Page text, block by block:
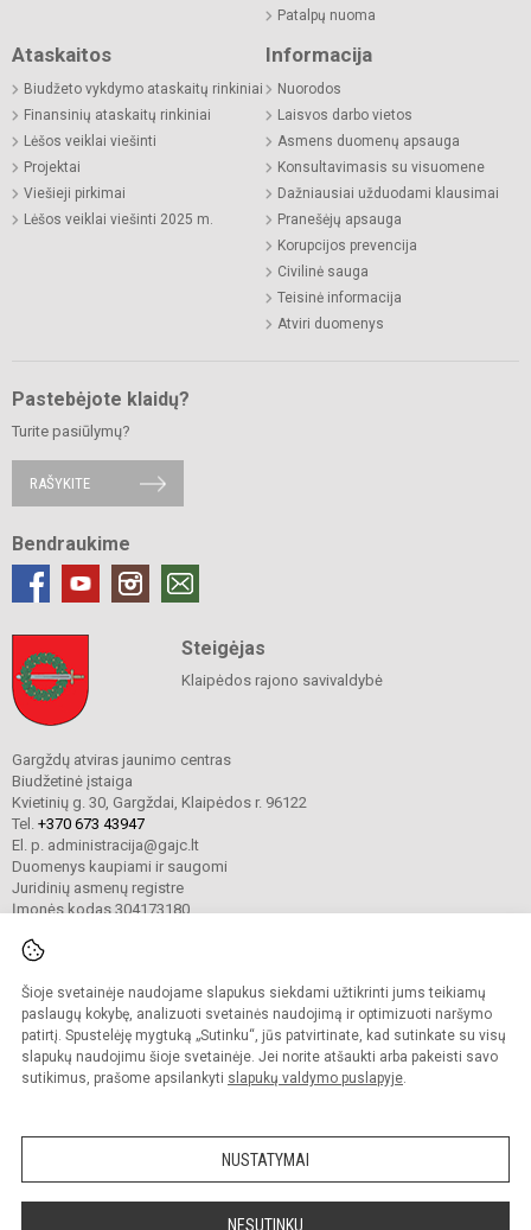
Šioje svetainėje naudojame slapukus siekdami užtikrinti jums teikiamų
paslaugų kokybę, analizuoti svetainės naudojimą ir optimizuoti naršymo
patirtį. Spustelėję mygtuką „Sutinku“, jūs patvirtinate, kad sutinkate su visų
slapukų naudojimu šioje svetainėje. Jei norite atšaukti arba pakeisti savo
sutikimus, prašome apsilankyti slapukų valdymo puslapyje.
NUSTATYMAI
NESUTINKU
Patalpų nuoma
Ataskaitos
Biudžeto vykdymo ataskaitų rinkiniai
Finansinių ataskaitų rinkiniai
Lėšos veiklai viešinti
Projektai
Viešieji pirkimai
Lėšos veiklai viešinti 2025 m.
Informacija
Nuorodos
Laisvos darbo vietos
Asmens duomenų apsauga
Konsultavimasis su visuomene
Dažniausiai užduodami klausimai
Pranešėjų apsauga
Korupcijos prevencija
Civilinė sauga
Teisinė informacija
Atviri duomenys
Pastebėjote klaidų?
Turite pasiūlymų?
RAŠYKITE
Bendraukime
Steigėjas
Klaipėdos rajono savivaldybė
Gargždų atviras jaunimo centras
Biudžetinė įstaiga
Kvietinių g. 30, Gargždai, Klaipėdos r. 96122
Tel. +370 673 43947
El. p. administracija@gajc.lt
Duomenys kaupiami ir saugomi
Juridinių asmenų registre
Įmonės kodas 304173180
© 2024. Gargždų atviras jaunimo centras. Visos teisės saugomos.
Kopijuoti turinį be raštiško įstaigos administracijos sutikimo griežtai draudžiama.
Prieinamumo paraiška Slapukų valdymas
Sumanus būdas atnaujinti